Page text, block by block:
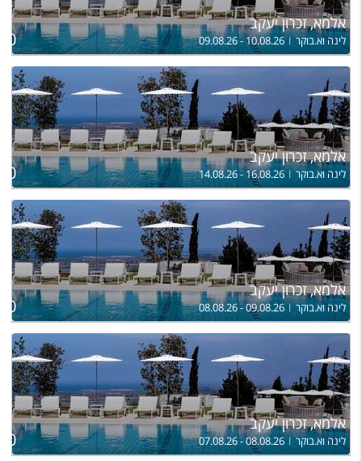
חבילות נופש
הרגע האחרון
חבילות בריאות וספא
טיסות לחו"ל
מלונות בחו"ל
Русский
מגזין אשת
שירות לקוחות
טופס צור קשר
תקנון
נגישות
עקבו אחרינו
אלמא, זכרון יעקב
לינה וא.בוקר 09.08.26 - 10.08.26
אלמא, זכרון יעקב
לינה וא.בוקר 14.08.26 - 16.08.26
אלמא, זכרון יעקב
לינה וא.בוקר 08.08.26 - 09.08.26
אלמא, זכרון יעקב
לינה וא.בוקר 07.08.26 - 08.08.26